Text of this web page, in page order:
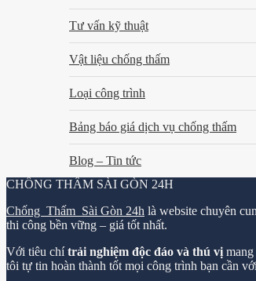
Tư vấn kỹ thuật
Vật liệu chống thấm
Loại công trình
Bảng báo giá dịch vụ chống thấm
Blog – Tin tức
CHỐNG THẤM SÀI GÒN 24H
Chống Thấm Sài Gòn 24h là website chuyên
thi công bền vững – giá tốt nhất.
Với tiêu chítrải nghiệm độc đáo và thú vị
tôi tự tin hoàn thành tốt mọi công trình bạn cần